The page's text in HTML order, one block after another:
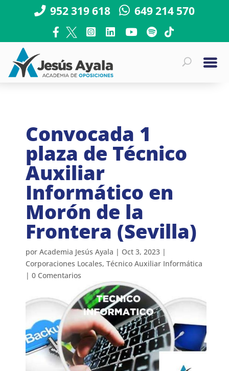
952 319 618 649 214 570
Convocada 1
plaza de Técnico
Auxiliar
Informático en
Morón de la
Frontera (Sevilla)
porAcademia Jesús Ayala | Oct 3, 2023 |
Corporaciones Locales,Técnico Auxiliar Informática
|0 Comentarios